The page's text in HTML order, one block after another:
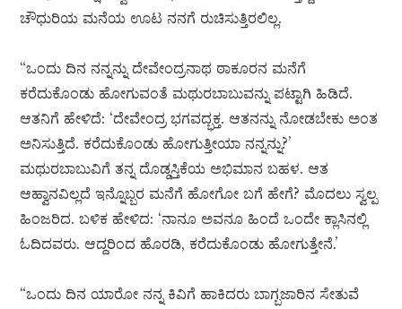
ಚೌಧುರಿಯ ಮನೆಯ ಊಟ ನನಗೆ ರುಚಿಸುತ್ತಿರಲಿಲ್ಲ.
“ಒಂದು ದಿನ ನನ್ನನ್ನು ದೇವೇಂದ್ರನಾಥ ಠಾಕೂರನ ಮನೆಗೆ
ಕರೆದುಕೊಂಡು ಹೋಗುವಂತೆ ಮಥುರಬಾಬುವನ್ನು ಪಟ್ಟಾಗಿ ಹಿಡಿದೆ.
ಆತನಿಗೆ ಹೇಳಿದೆ: ‘ದೇವೇಂದ್ರ ಭಗವದ್ಭಕ್ತ. ಆತನನ್ನು ನೋಡಬೇಕು ಅಂತ
ಅನಿಸುತ್ತಿದೆ. ಕರೆದುಕೊಂಡು ಹೋಗುತ್ತೀಯಾ ನನ್ನನ್ನು?’
ಮಥುರಬಾಬುವಿಗೆ ತನ್ನ ದೊಡ್ಡಸ್ತಿಕೆಯ ಅಭಿಮಾನ ಬಹಳ. ಆತ
ಆಹ್ವಾನವಿಲ್ಲದೆ ಇನ್ನೊಬ್ಬರ ಮನೆಗೆ ಹೋಗೋ ಬಗೆ ಹೇಗೆ? ಮೊದಲು ಸ್ವಲ್ಪ
ಹಿಂಜರಿದ. ಬಳಿಕ ಹೇಳಿದ: ‘ನಾನೂ ಅವನೂ ಹಿಂದೆ ಒಂದೇ ಕ್ಲಾಸಿನಲ್ಲಿ
ಓದಿದವರು. ಆದ್ದರಿಂದ ಹೊರಡಿ, ಕರೆದುಕೊಂಡು ಹೋಗುತ್ತೇನೆ.’
“ಒಂದು ದಿನ ಯಾರೋ ನನ್ನ ಕಿವಿಗೆ ಹಾಕಿದರು ಬಾಗ್ಬಜಾರಿನ ಸೇತುವೆ